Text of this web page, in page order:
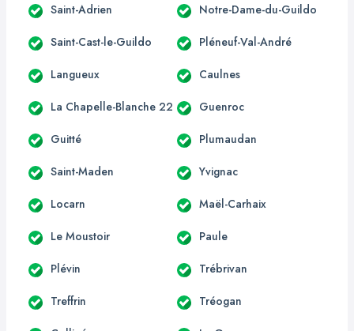
Saint-Adrien Notre-Dame-du-Guildo
Saint-Cast-le-Guildo Pléneuf-Val-André
Langueux Caulnes
La Chapelle-Blanche 22 Guenroc
Guitté Plumaudan
Saint-Maden Yvignac
Locarn Maël-Carhaix
Le Moustoir Paule
Plévin Trébrivan
Treffrin Tréogan